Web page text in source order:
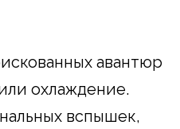
авантюр
охлаждение.
вспышек,